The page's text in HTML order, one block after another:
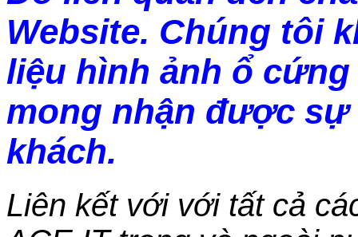
Website. Chúng tôi
liệu hình ảnh ổ
mong nhận được
khách.
Liên kết với với tất cả